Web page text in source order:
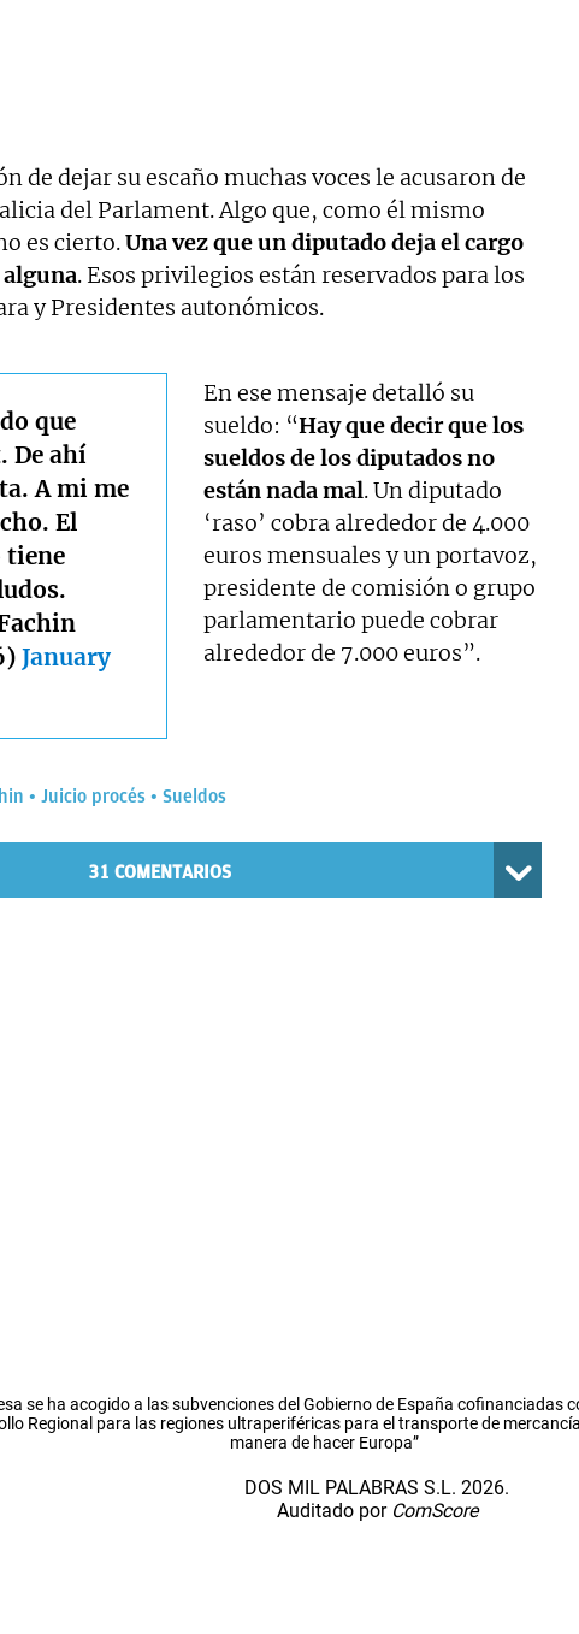
de dejar su escaño muchas voces le acusaron de
del Parlament. Algo que, como él mismo
es cierto.Una vez que un diputado deja el cargo
. Esos privilegios están reservados para los
y Presidentes autonómicos.
que
De ahí
A mi me
El
tiene
January
En ese mensaje detalló su
sueldo: “Hay que decir que los
sueldos de los diputados no
están nada mal. Un diputado
‘raso’ cobra alrededor de 4.000
euros mensuales y un portavoz,
presidente de comisión o grupo
parlamentario puede cobrar
alrededor de 7.000 euros”.
Juicio procés Sueldos
31COMENTARIOS
se ha acogido a las subvenciones del Gobierno de España cofinanciadas
Regional para las regiones ultraperiféricas para el transporte de
manera de hacer Europa”
DOS MIL PALABRAS S.L. 2026.
Auditado por ComScore